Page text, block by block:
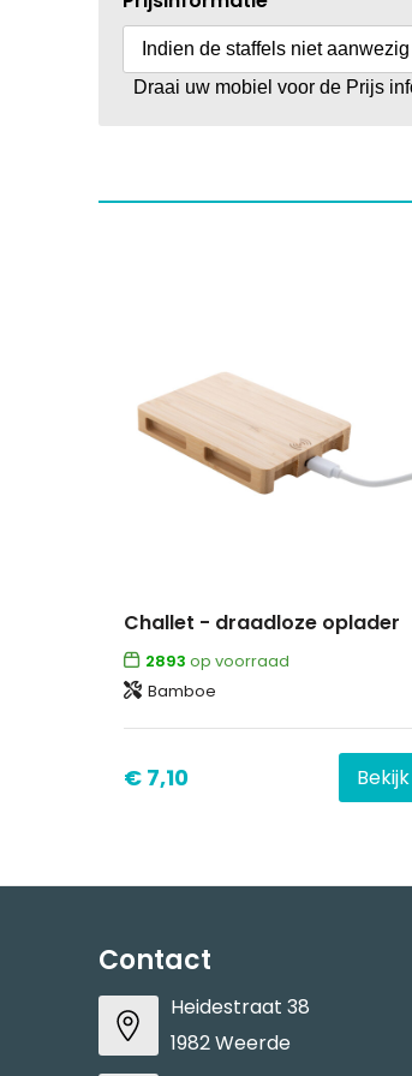
Indien de staffels niet
Draai uw mobiel voor de Prijs
Challet - draadloze oplader
2893 op voorraad
Bamboe
€ 7,10 Bekijk
Contact
Heidestraat 38
1982 Weerde